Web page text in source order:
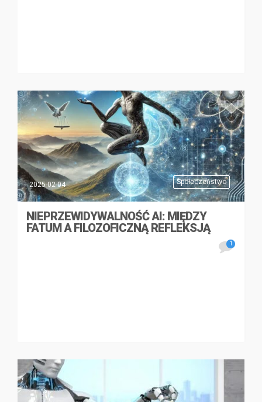
Społeczeństwo
2025-02-04
NIEPRZEWIDYWALNOŚĆ AI: MIĘDZY
FATUM A FILOZOFICZNĄ REFLEKSJĄ
1